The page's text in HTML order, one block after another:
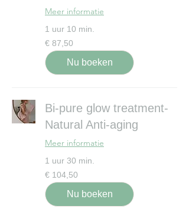
Meer informatie
1 uur 10 min.
87,50
euro
€ 87,50
Nu boeken
Bi-pure glow treatment-
Natural Anti-aging
Meer informatie
1 uur 30 min.
104,50
euro
€ 104,50
Nu boeken